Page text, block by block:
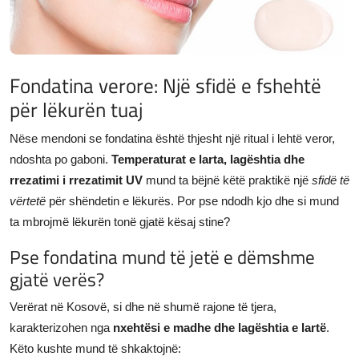
Gallery
Shqip
Fondatina verore: Një sfidë e fshehtë
për lëkurën tuaj
Nëse mendoni se fondatina është thjesht një ritual i lehtë veror,
ndoshta po gaboni. Temperaturat e larta, lagështia dhe
rrezatimi i rrezatimit UV mund ta bëjnë këtë praktikë një sfidë të
vërtetë për shëndetin e lëkurës. Por pse ndodh kjo dhe si mund
ta mbrojmë lëkurën tonë gjatë kësaj stine?
Pse fondatina mund të jetë e dëmshme
gjatë verës?
Verërat në Kosovë, si dhe në shumë rajone të tjera,
karakterizohen nga nxehtësi e madhe dhe lagështia e lartë.
Këto kushte mund të shkaktojnë: